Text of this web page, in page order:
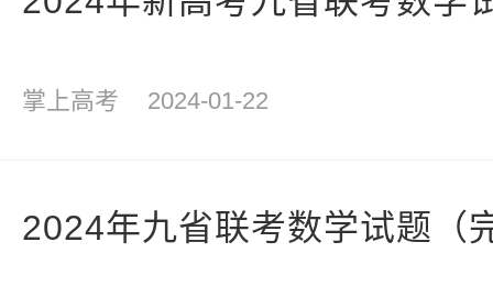
掌上高考 2024-01-22
2024年九省联考数学试题（